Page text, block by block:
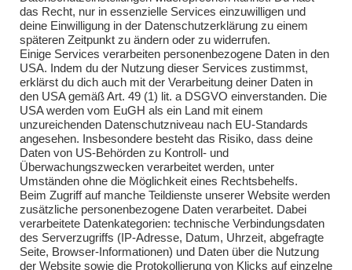
Übungen 2019
Übungen 2020
Übungen 2021
Übungen 2022
Übungen 2023
Übungen 2024
Übungen 2025
das Recht, nur in essenzielle Services einzuwilligen und
deine Einwilligung in der Datenschutzerklärung zu einem
späteren Zeitpunkt zu ändern oder zu widerrufen.
Einige Services verarbeiten personenbezogene Daten in den
USA. Indem du der Nutzung dieser Services zustimmst,
erklärst du dich auch mit der Verarbeitung deiner Daten in
den USA gemäß Art. 49 (1) lit. a DSGVO einverstanden. Die
USA werden vom EuGH als ein Land mit einem
unzureichenden Datenschutzniveau nach EU-Standards
angesehen. Insbesondere besteht das Risiko, dass deine
Daten von US-Behörden zu Kontroll- und
Überwachungszwecken verarbeitet werden, unter
Umständen ohne die Möglichkeit eines Rechtsbehelfs.
Beim Zugriff auf manche Teildienste unserer Website werden
zusätzliche personenbezogene Daten verarbeitet. Dabei
verarbeitete Datenkategorien: technische Verbindungsdaten
des Serverzugriffs (IP-Adresse, Datum, Uhrzeit, abgefragte
Seite, Browser-Informationen) und Daten über die Nutzung
der Website sowie die Protokollierung von Klicks auf einzelne